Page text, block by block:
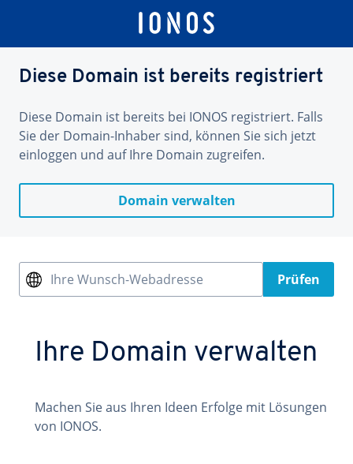
Diese Domain ist bereits registriert
Diese Domain ist bereits bei IONOS registriert. Falls
Sie der Domain-Inhaber sind, können Sie sich jetzt
einloggen und auf Ihre Domain zugreifen.
Domain verwalten
Ihre Wunsch-Webadresse Prüfen
Ihre Domain verwalten
Machen Sie aus Ihren Ideen Erfolge mit Lösungen
von IONOS.